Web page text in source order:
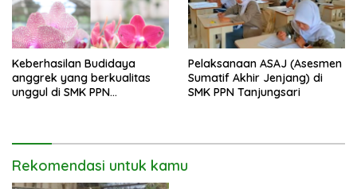
Keberhasilan Budidaya
anggrek yang berkualitas
unggul di SMK PPN
Pelaksanaan ASAJ (Asesmen
Sumatif Akhir Jenjang) di
SMK PPN Tanjungsari
Rekomendasi untuk kamu